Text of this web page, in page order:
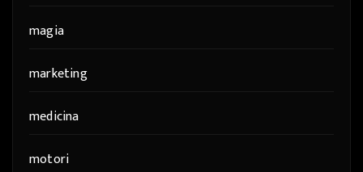
magia
marketing
medicina
motori